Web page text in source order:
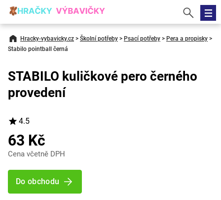
Hracky-vybavicky.cz > Školní potřeby > Psací potřeby > Pera a propisky >
Stabilo pointball černá
STABILO kuličkové pero černého
provedení
4.5
63 Kč
Cena včetně DPH
Do obchodu